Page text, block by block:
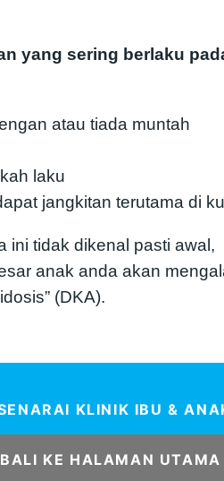
yang sering berlaku
atau tiada muntah
laku
jangkitan terutama di
ini tidak dikenal pasti awal,
anak anda akan
(DKA).
KLINIK IBU &
KE HALAMAN UTAMA